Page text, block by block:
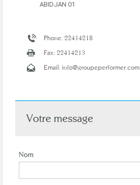
ABIDJAN 01
Phone: 22414218
Fax: 22414213
Email: info@groupeperformer.com
Votre message
Nom